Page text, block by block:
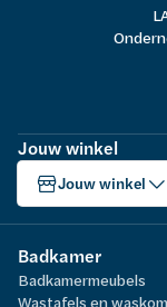
Jouw winkel
Jouw winkel
Badkamer
Badkamermeubels
Wastafels en